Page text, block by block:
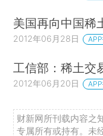
美国再向中国稀
2012年06月28日
工信部：稀土交
2012年06月20日
财新网所刊载内容之
专属所有或持有。未